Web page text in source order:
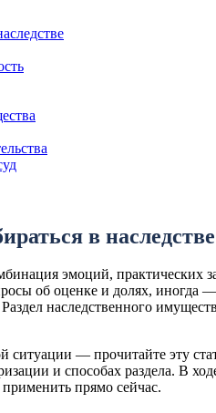
в наследстве
эмоций, практических
об оценке и долях,
наследственного
ситуации — прочитайте эту
и способах раздела. В
прямо сейчас.